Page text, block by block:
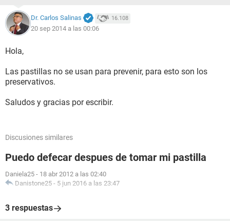
Dr. Carlos Salinas 16.108
20 sep 2014 a las 00:06
Hola,
Las pastillas no se usan para prevenir, para esto son los
preservativos.
Saludos y gracias por escribir.
Discusiones similares
Puedo defecar despues de tomar mi pastilla
Daniela25 - 18 abr 2012 a las 02:40
Danistone25 - 5 jun 2016 a las 23:47
3 respuestas